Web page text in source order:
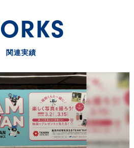
WORKS
関連実績